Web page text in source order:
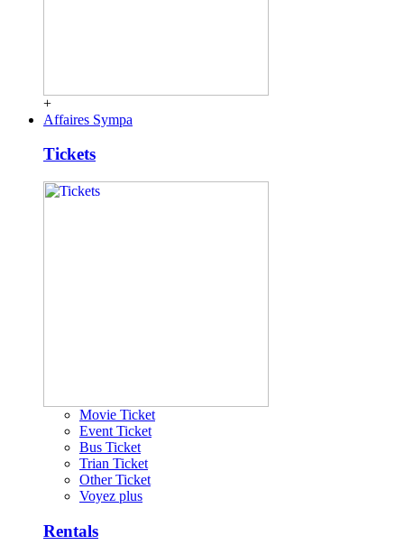
+
Affaires Sympa
Tickets
Movie Ticket
Event Ticket
Bus Ticket
Trian Ticket
Other Ticket
Voyez plus
Rentals